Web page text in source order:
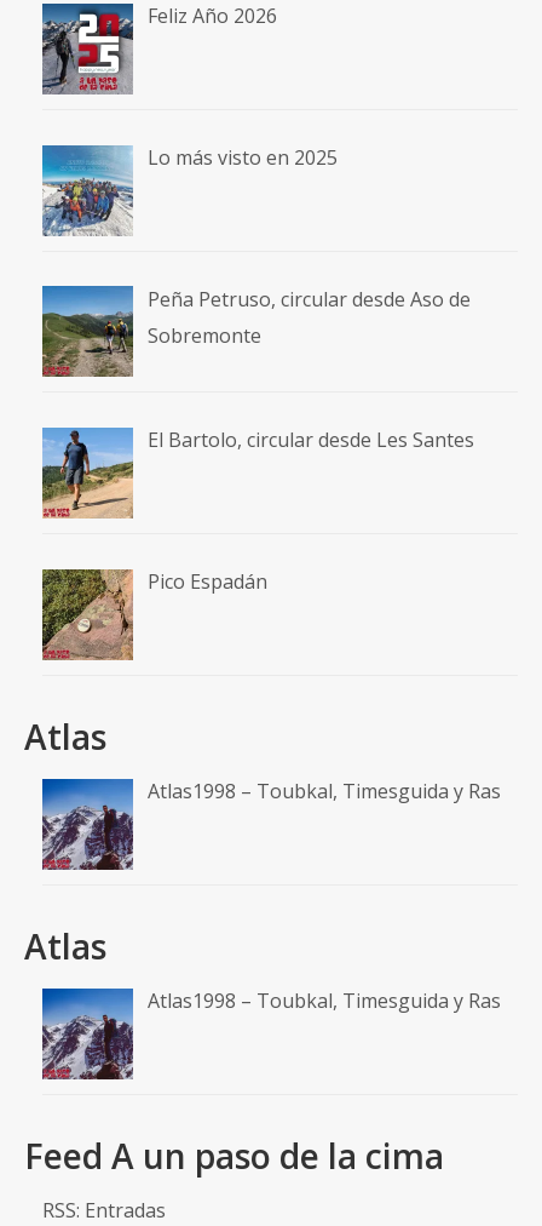
Feliz Año 2026
Lo más visto en 2025
Peña Petruso, circular desde Aso de
Sobremonte
El Bartolo, circular desde Les Santes
Pico Espadán
Atlas
Atlas1998 – Toubkal, Timesguida y Ras
Atlas
Atlas1998 – Toubkal, Timesguida y Ras
Feed A un paso de la cima
RSS: Entradas